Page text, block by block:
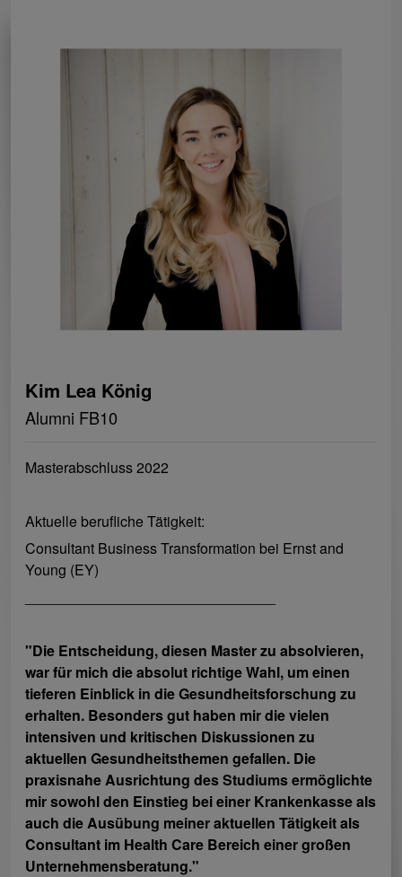
Kim Lea König
Alumni FB10
Masterabschluss 2022
Aktuelle berufliche Tätigkeit:
Consultant Business Transformation bei Ernst and
Young (EY)
"Die Entscheidung, diesen Master zu absolvieren,
war für mich die absolut richtige Wahl, um einen
tieferen Einblick in die Gesundheitsforschung zu
erhalten. Besonders gut haben mir die vielen
intensiven und kritischen Diskussionen zu
aktuellen Gesundheitsthemen gefallen. Die
praxisnahe Ausrichtung des Studiums ermöglichte
mir sowohl den Einstieg bei einer Krankenkasse als
auch die Ausübung meiner aktuellen Tätigkeit als
Consultant im Health Care Bereich einer großen
Unternehmensberatung."